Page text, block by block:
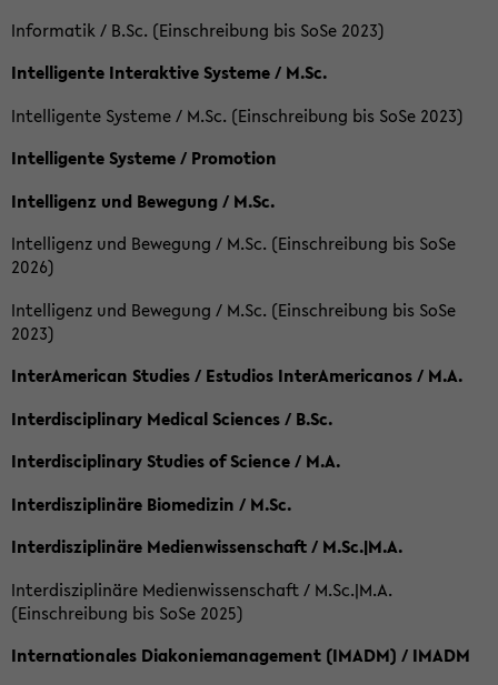
Informatik / B.Sc. (Einschreibung bis SoSe 2023)
Intelligente Interaktive Systeme / M.Sc.
Intelligente Systeme / M.Sc. (Einschreibung bis SoSe 2023)
Intelligente Systeme / Promotion
Intelligenz und Bewegung / M.Sc.
Intelligenz und Bewegung / M.Sc. (Einschreibung bis SoSe
2026)
Intelligenz und Bewegung / M.Sc. (Einschreibung bis SoSe
2023)
InterAmerican Studies / Estudios InterAmericanos / M.A.
Interdisciplinary Medical Sciences / B.Sc.
Interdisciplinary Studies of Science / M.A.
Interdisziplinäre Biomedizin / M.Sc.
Interdisziplinäre Medienwissenschaft / M.Sc.|M.A.
Interdisziplinäre Medienwissenschaft / M.Sc.|M.A.
(Einschreibung bis SoSe 2025)
Internationales Diakoniemanagement (IMADM) / IMADM